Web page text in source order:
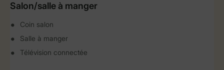
Salon/salle à manger
Coin salon
Salle à manger
Télévision connectée